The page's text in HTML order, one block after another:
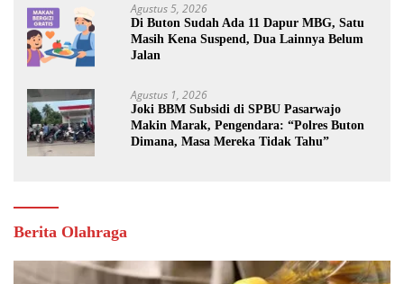
Agustus 5, 2026
Di Buton Sudah Ada 11 Dapur MBG, Satu
Masih Kena Suspend, Dua Lainnya Belum
Jalan
Agustus 1, 2026
Joki BBM Subsidi di SPBU Pasarwajo
Makin Marak, Pengendara: “Polres Buton
Dimana, Masa Mereka Tidak Tahu”
Berita Olahraga